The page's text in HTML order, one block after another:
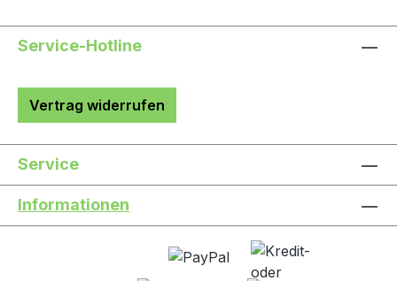
Service-Hotline
Vertrag widerrufen
Service
Informationen